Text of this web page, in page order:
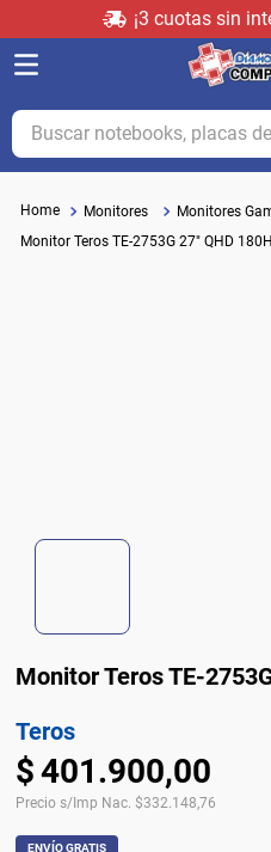
¡3 cuotas sin
Buscar notebooks, placas de
Monitores
Monitores
Monitor Teros TE-2753G 27" QHD
Monitor Teros TE-
Teros
$401.900,00
Precio s/Imp Nac. $332.148,76
ENVÍO GRATIS